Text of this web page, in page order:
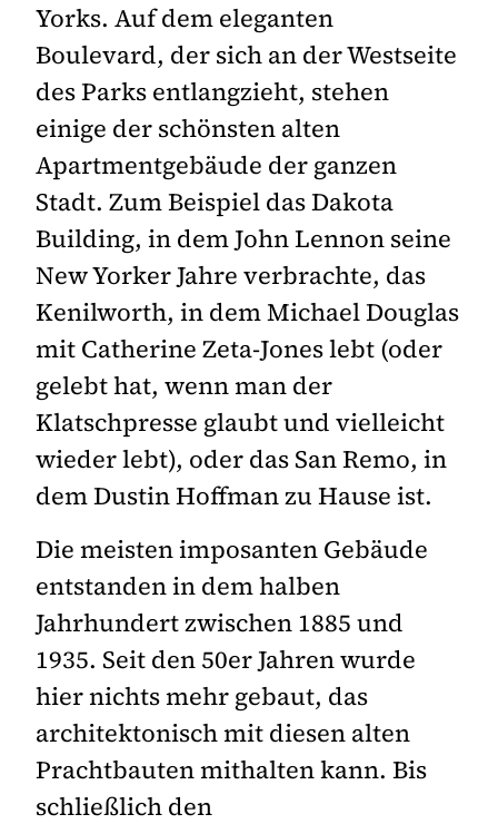
Yorks. Auf dem eleganten
Boulevard, der sich an der Westseite
des Parks entlangzieht, stehen
einige der schönsten alten
Apartmentgebäude der ganzen
Stadt. Zum Beispiel das Dakota
Building, in dem John Lennon seine
New Yorker Jahre verbrachte, das
Kenilworth, in dem Michael Douglas
mit Catherine Zeta-Jones lebt (oder
gelebt hat, wenn man der
Klatschpresse glaubt und vielleicht
wieder lebt), oder das San Remo, in
dem Dustin Hoffman zu Hause ist.
Die meisten imposanten Gebäude
entstanden in dem halben
Jahrhundert zwischen 1885 und
1935. Seit den 50er Jahren wurde
hier nichts mehr gebaut, das
architektonisch mit diesen alten
Prachtbauten mithalten kann. Bis
schließlich den